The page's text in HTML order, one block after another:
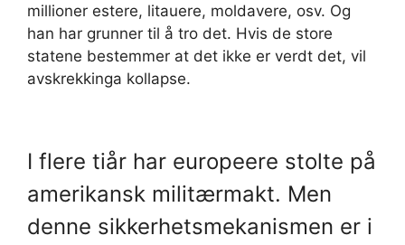
millioner estere, litauere, moldavere, osv. Og
han har grunner til å tro det. Hvis de store
statene bestemmer at det ikke er verdt det, vil
avskrekkinga kollapse.
I flere tiår har europeere stolte på
amerikansk militærmakt. Men
denne sikkerhetsmekanismen er i